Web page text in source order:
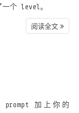
一个 level。
阅读全文
prompt 加上你的